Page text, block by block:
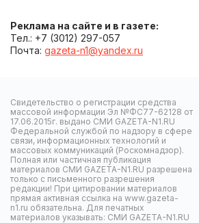
Реклама на сайте и в газете:
Тел.: +7 (3012) 297-057
Почта: gazeta-n1@yandex.ru
Свидетельство о регистрации средства
массовой информации Эл №ФС77-62128 от
17.06.2015г. выдано СМИ GAZETA-N1.RU
Федеральной службой по надзору в сфере
связи, информационных технологий и
массовых коммуникаций (Роскомнадзор).
Полная или частичная публикация
материалов СМИ GAZETA-N1.RU разрешена
только с письменного разрешения
редакции! При цитировании материалов
прямая активная ссылка на www.gazeta-
n1.ru обязательна. Для печатных
материалов указывать: СМИ GAZETA-N1.RU